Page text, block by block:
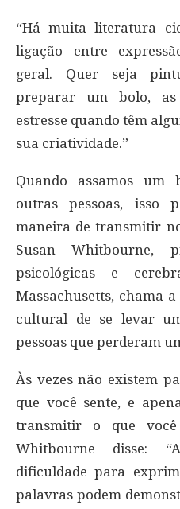
“Há muita literatura
ligação entre
geral. Quer seja
preparar um bolo, as
estresse quando têm
sua criatividade.”
Quando assamos um
outras pessoas, isso
maneira de transmitir
Susan Whitbourne,
psicológicas e
Massachusetts, chama
cultural de se levar
pessoas que perderam
Às vezes não existem
que você sente, e
transmitir o que
Whitbourne disse:
dificuldade para
palavras podem